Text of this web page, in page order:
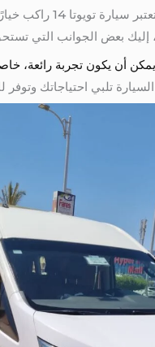
ايجار
إليك بعض الجوانب التي
تلبي احتياجاتك